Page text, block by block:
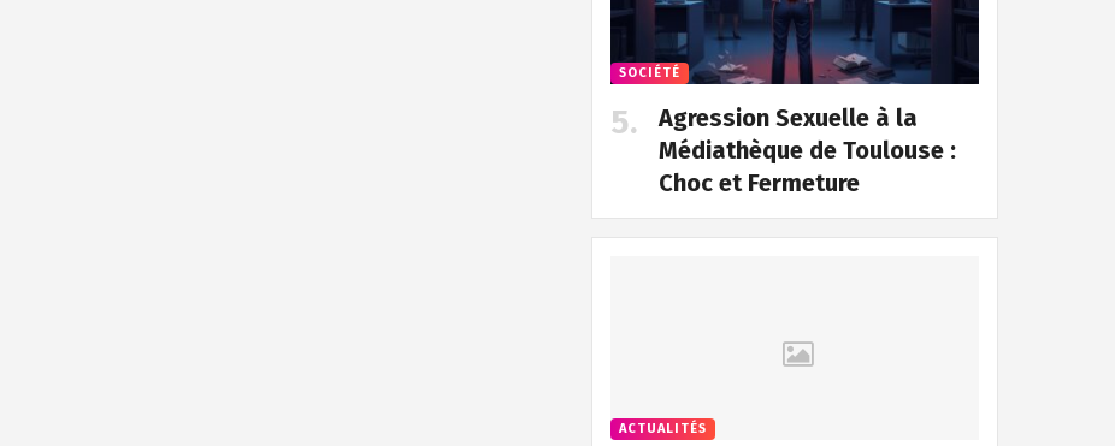
SOCIÉTÉ
Agression Sexuelle à la
Médiathèque de Toulouse :
Choc et Fermeture
ACTUALITÉS